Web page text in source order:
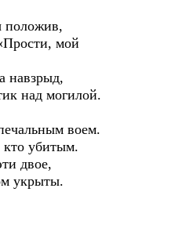
мой
могилой.
воем.
убитым.
двое,